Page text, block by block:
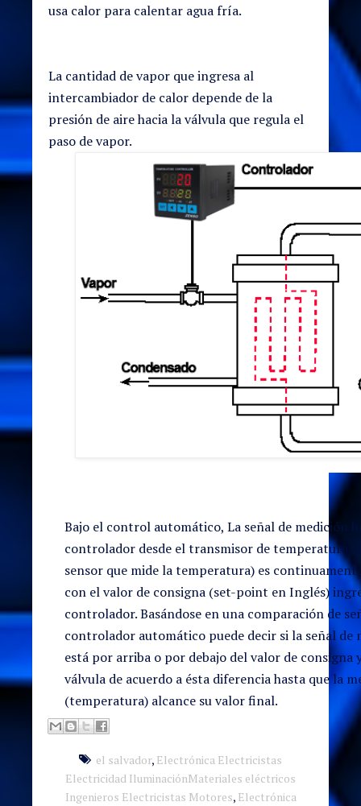
usa calor para calentar agua fría.
La cantidad de vapor que ingresa al
intercambiador de calor depende de la
presión de aire hacia la válvula que regula el
paso de vapor.
Bajo el control automático, La señal de medición
controlador desde el transmisor de temperatura
sensor que mide la temperatura) es
con el valor de consigna (set-point en Inglés)
controlador. Basándose en una comparación de
controlador automático puede decir si la señal de
está por arriba o por debajo del valor de consigna
válvula de acuerdo a ésta diferencia hasta que la
(temperatura) alcance su valor final.
el salvador, Electrónica Electricistas
Electricidad IluminaciónMateriales eléctricos
Ingenieros Electricistas Motores, Electrónica